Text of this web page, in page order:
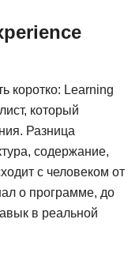
коротко: Learning
который
Разница
содержание,
с человеком от
о программе, до
в реальной